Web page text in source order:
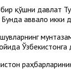
қўшни давлат
аввало икки